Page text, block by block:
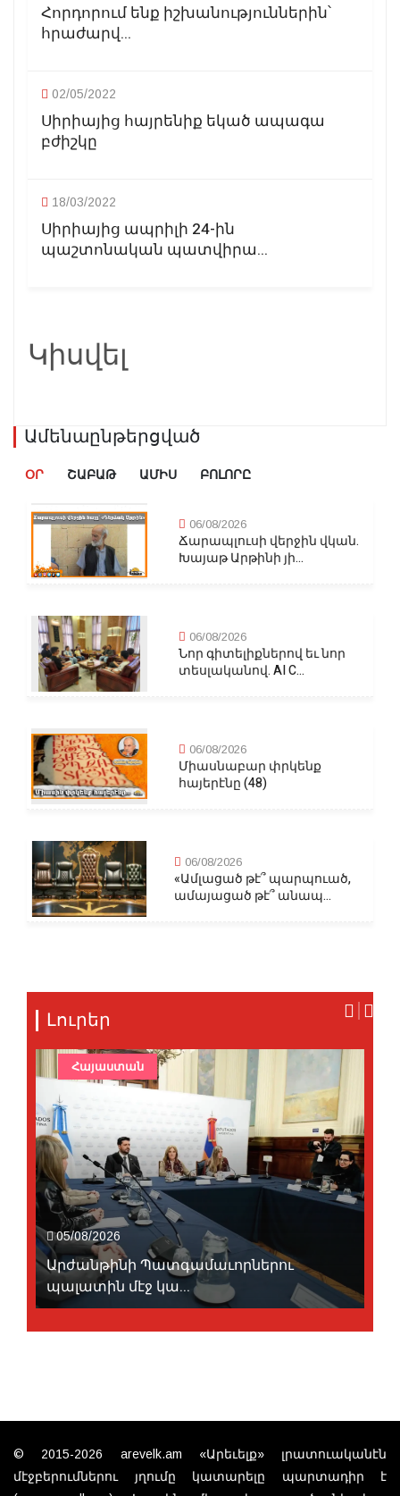
Հորդորում ենք իշխանություններին՝
հրաժարվ...
02/05/2022
Սիրիայից հայրենիք եկած ապագա
բժիշկը
18/03/2022
Սիրիայից ապրիլի 24-ին
պաշտոնական պատվիրա...
Կիսվել
Ամենաընթերցված
ՕՐ ՇԱԲԱԹ ԱՄԻՍ ԲՈԼՈՐԸ
06/08/2026
Ճարապլուսի վերջին վկան.
Խայաթ Արթինի յի...
06/08/2026
Նոր գիտելիքներով եւ նոր
տեսլականով. AI C...
06/08/2026
Միասնաբար փրկենք
հայերէնը (48)
06/08/2026
«Ամլացած թէ՞ պարպուած,
ամայացած թէ՞ անապ...
Լուրեր
05/08/2026
Արժանթինի Պատգամաւորներու
պալատին մէջ կա...
Հայաստան
© 2015-2026 arevelk.am «Արեւելք» լրատուականէն
մէջբերումներու յղումը կատարելը պարտադիր է